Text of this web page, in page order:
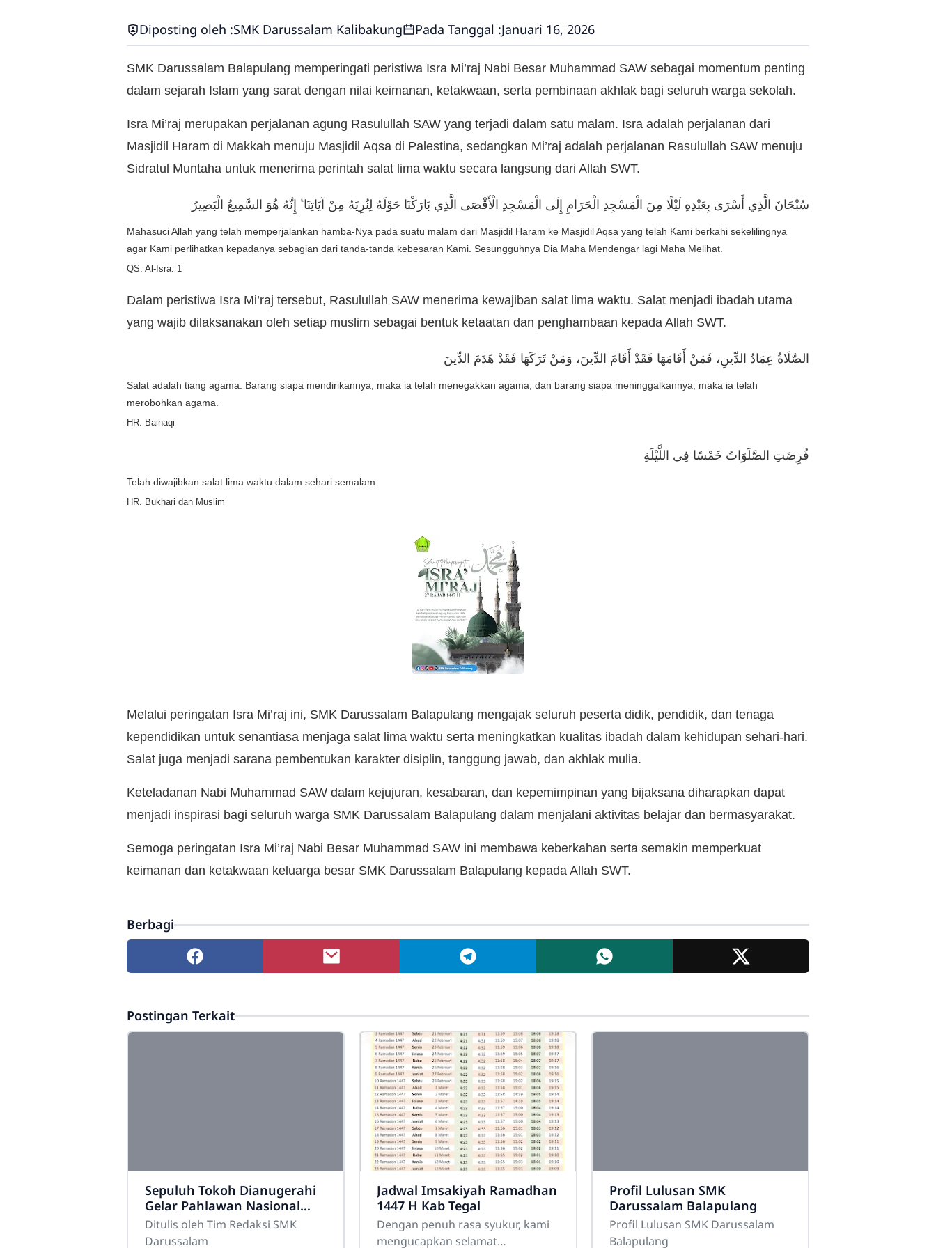
Online
Diposting oleh :SMK Darussalam Kalibakung Pada Tanggal :Januari 16, 2026
SMK Darussalam Balapulang memperingati peristiwa Isra Mi’raj Nabi Besar Muhammad SAW sebagai momentum penting
dalam sejarah Islam yang sarat dengan nilai keimanan, ketakwaan, serta pembinaan akhlak bagi seluruh warga sekolah.
Isra Mi’raj merupakan perjalanan agung Rasulullah SAW yang terjadi dalam satu malam. Isra adalah perjalanan dari
Masjidil Haram di Makkah menuju Masjidil Aqsa di Palestina, sedangkan Mi’raj adalah perjalanan Rasulullah SAW menuju
Sidratul Muntaha untuk menerima perintah salat lima waktu secara langsung dari Allah SWT.
سُبْحَانَ الَّذِي أَسْرَىٰ بِعَبْدِهِ لَيْلًا مِنَ الْمَسْجِدِ الْحَرَامِ إِلَى الْمَسْجِدِ الْأَقْصَى الَّذِي بَارَكْنَا حَوْلَهُ لِنُرِيَهُ مِنْ آيَاتِنَا ۚ إِنَّهُ هُوَ السَّمِيعُ الْبَصِيرُ
Mahasuci Allah yang telah memperjalankan hamba-Nya pada suatu malam dari Masjidil Haram ke Masjidil Aqsa yang telah Kami berkahi sekelilingnya
agar Kami perlihatkan kepadanya sebagian dari tanda-tanda kebesaran Kami. Sesungguhnya Dia Maha Mendengar lagi Maha Melihat.
QS. Al-Isra: 1
Dalam peristiwa Isra Mi’raj tersebut, Rasulullah SAW menerima kewajiban salat lima waktu. Salat menjadi ibadah utama
yang wajib dilaksanakan oleh setiap muslim sebagai bentuk ketaatan dan penghambaan kepada Allah SWT.
الصَّلَاةُ عِمَادُ الدِّينِ، فَمَنْ أَقَامَهَا فَقَدْ أَقَامَ الدِّينَ، وَمَنْ تَرَكَهَا فَقَدْ هَدَمَ الدِّينَ
Salat adalah tiang agama. Barang siapa mendirikannya, maka ia telah menegakkan agama; dan barang siapa meninggalkannya, maka ia telah
merobohkan agama.
HR. Baihaqi
فُرِضَتِ الصَّلَوَاتُ خَمْسًا فِي اللَّيْلَةِ
Telah diwajibkan salat lima waktu dalam sehari semalam.
HR. Bukhari dan Muslim
Melalui peringatan Isra Mi’raj ini, SMK Darussalam Balapulang mengajak seluruh peserta didik, pendidik, dan tenaga
kependidikan untuk senantiasa menjaga salat lima waktu serta meningkatkan kualitas ibadah dalam kehidupan sehari-hari.
Salat juga menjadi sarana pembentukan karakter disiplin, tanggung jawab, dan akhlak mulia.
Keteladanan Nabi Muhammad SAW dalam kejujuran, kesabaran, dan kepemimpinan yang bijaksana diharapkan dapat
menjadi inspirasi bagi seluruh warga SMK Darussalam Balapulang dalam menjalani aktivitas belajar dan bermasyarakat.
Semoga peringatan Isra Mi’raj Nabi Besar Muhammad SAW ini membawa keberkahan serta semakin memperkuat
keimanan dan ketakwaan keluarga besar SMK Darussalam Balapulang kepada Allah SWT.
Berbagi
Postingan Terkait
Sepuluh Tokoh Dianugerahi
Gelar Pahlawan Nasional
2025 oleh Presiden Prabowo
Ditulis oleh Tim Redaksi SMK
Darussalam
Jadwal Imsakiyah Ramadhan
1447 H Kab Tegal
Dengan penuh rasa syukur, kami
mengucapkan selamat
Profil Lulusan SMK
Darussalam Balapulang
Profil Lulusan SMK Darussalam
Balapulang